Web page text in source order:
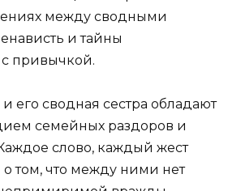
между сводными
и тайны
привычкой.
его сводная сестра обладают
семейных раздоров и
слово, каждый жест
том, что между ними нет